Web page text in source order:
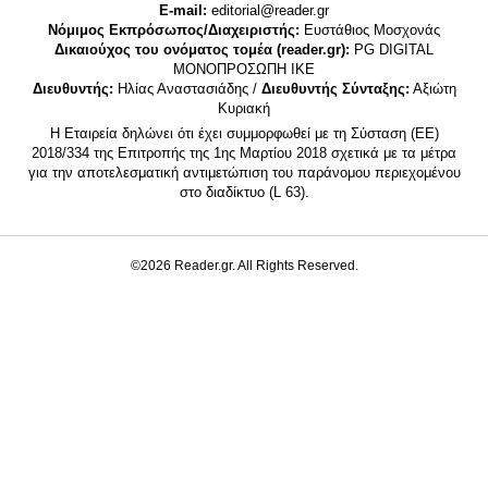
E-mail: editorial@reader.gr
Νόμιμος Εκπρόσωπος/Διαχειριστής: Ευστάθιος Μοσχονάς
Δικαιούχος του ονόματος τομέα (reader.gr): PG DIGITAL
MONΟΠΡΟΣΩΠΗ ΙΚΕ
Διευθυντής: Ηλίας Αναστασιάδης / Διευθυντής Σύνταξης: Αξιώτη
Κυριακή
Η Εταιρεία δηλώνει ότι έχει συμμορφωθεί με τη Σύσταση (ΕΕ)
2018/334 της Επιτροπής της 1ης Μαρτίου 2018 σχετικά με τα μέτρα
για την αποτελεσματική αντιμετώπιση του παράνομου περιεχομένου
στο διαδίκτυο (L 63).
©2026 Reader.gr. All Rights Reserved.